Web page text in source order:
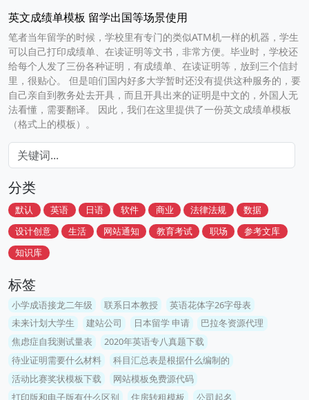
英文成绩单模板 留学出国等场景使用
笔者当年留学的时候，学校里有专门的类似ATM机一样的机器，学生
可以自己打印成绩单、在读证明等文书，非常方便。毕业时，学校还
给每个人发了三份各种证明，有成绩单、在读证明等，放到三个信封
里，很贴心。 但是咱们国内好多大学暂时还没有提供这种服务的，要
自己亲自到教务处去开具，而且开具出来的证明是中文的，外国人无
法看懂，需要翻译。 因此，我们在这里提供了一份英文成绩单模板
（格式上的模板）。
分类
默认 英语 日语 软件 商业 法律法规
数据
设计创意
生活 网站通知 教育考试 职场
参考文库
知识库
标签
小学成语接龙二年级 联系日本教授
英语花体字26字母表
未来计划大学生
建站公司 日本留学 申请
巴拉冬资源代理
焦虑症自我测试量表
2020年英语专八真题下载
待业证明需要什么材料
科目汇总表是根据什么编制的
活动比赛奖状模板下载
网站模板免费源代码
打印版和电子版有什么区别
住房转租模板 公司起名